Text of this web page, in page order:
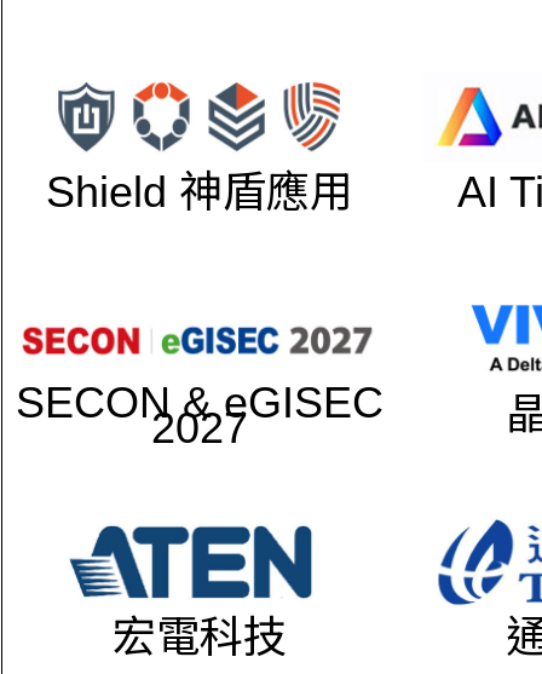
Shield 神盾應用 AI
SECON & eGISEC
2027
宏電科技